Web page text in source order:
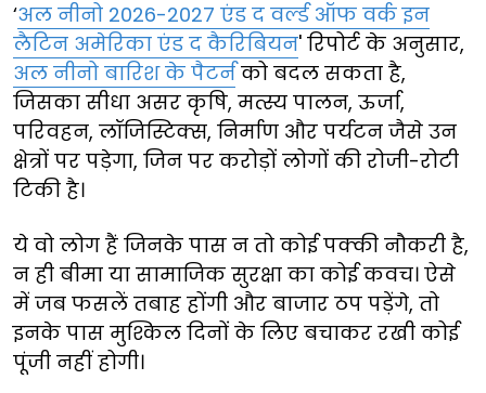
‘अल नीनो 2026-2027 एंड द वर्ल्ड ऑफ वर्क इन
लैटिन अमेरिका एंड द कैरिबियन' रिपोर्ट के अनुसार,
अल नीनो बारिश के पैटर्न को बदल सकता है,
जिसका सीधा असर कृषि, मत्स्य पालन, ऊर्जा,
परिवहन, लॉजिस्टिक्स, निर्माण और पर्यटन जैसे उन
क्षेत्रों पर पड़ेगा, जिन पर करोड़ों लोगों की रोजी-रोटी
टिकी है।
ये वो लोग हैं जिनके पास न तो कोई पक्की नौकरी है,
न ही बीमा या सामाजिक सुरक्षा का कोई कवच। ऐसे
में जब फसलें तबाह होंगी और बाजार ठप पड़ेंगे, तो
इनके पास मुश्किल दिनों के लिए बचाकर रखी कोई
पूंजी नहीं होगी।